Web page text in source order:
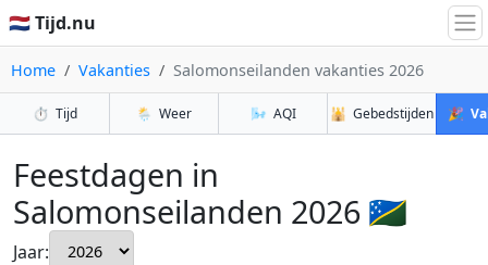
🇳🇱 Tijd.nu
Home Vakanties Salomonseilanden vakanties 2026
⏱️ Tijd 🌦️ Weer 🌬️ AQI 🕌 Gebedstijden 🎉
Feestdagen in
Salomonseilanden 2026 🇸🇧
Jaar: